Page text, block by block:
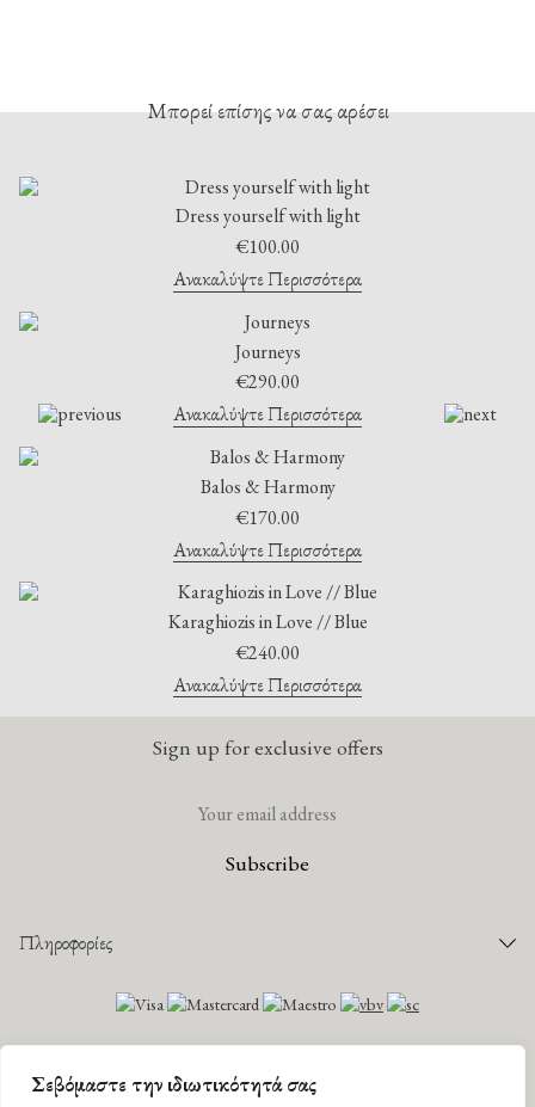
Σεβόμαστε την ιδιωτικότητά σας
Μπορεί επίσης να σας αρέσει
Dress yourself with light
€100.00
Ανακαλύψτε Περισσότερα
Journeys
€290.00
Ανακαλύψτε Περισσότερα
Balos & Harmony
€170.00
Ανακαλύψτε Περισσότερα
Karaghiozis in Love // Blue
€240.00
Ανακαλύψτε Περισσότερα
Sign up for exclusive offers
Πληροφορίες
Παραγγελίες
Τρόποι Πληρωμής
Παρακολούθηση Παραγγελίας
©2026 Mantility. All rights reserved |Πολιτική Απορρήτου|Όροι Χρήσης
G Design studio . Developed by
Facebook Instagram